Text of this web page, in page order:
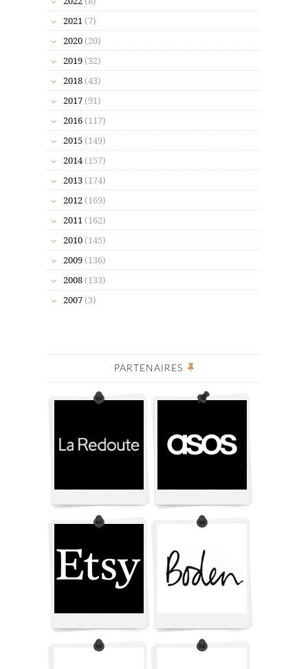
2021 (7)
2020 (20)
2019 (32)
2018 (43)
2017 (91)
2016 (117)
2015 (149)
2014 (157)
2013 (174)
2012 (169)
2011 (162)
2010 (145)
2009 (136)
2008 (133)
2007 (3)
PARTENAIRES